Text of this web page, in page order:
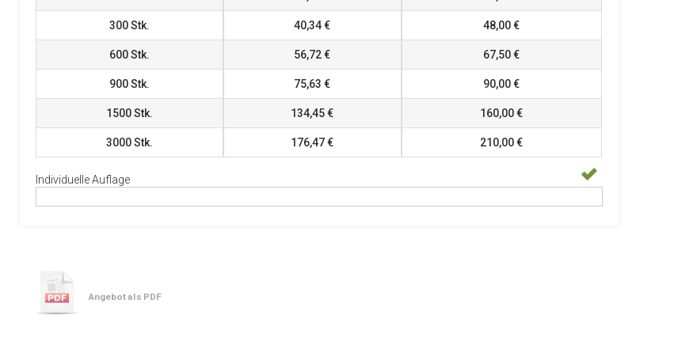
300Stk. 40,34 € 48,00 €
600Stk. 56,72 € 67,50 €
900Stk. 75,63 € 90,00 €
1500Stk. 134,45 € 160,00 €
3000Stk. 176,47 € 210,00 €
Individuelle Auflage
Angebot als PDF